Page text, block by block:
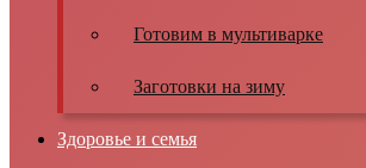
Готовим в мультиварке
Заготовки на зиму
Здоровье и семья